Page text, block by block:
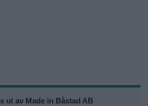
ut av Made in Båstad AB